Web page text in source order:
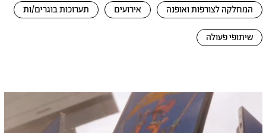
המחלקה לצורפות ואופנה אירועים תערוכות בוגרים/ות
שיתופי פעולה